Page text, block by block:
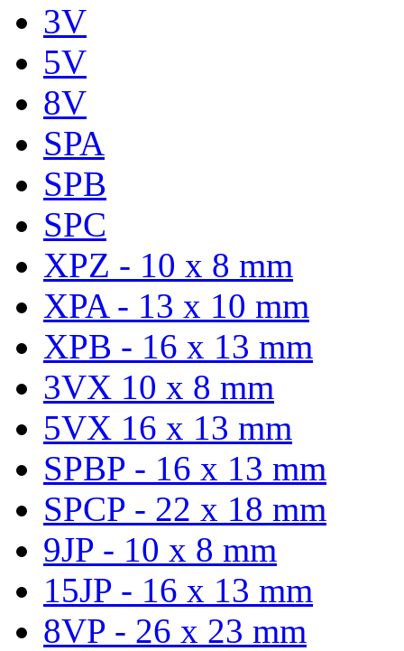
3V
5V
8V
SPA
SPB
SPC
XPZ - 10 x 8 mm
XPA - 13 x 10 mm
XPB - 16 x 13 mm
3VX 10 x 8 mm
5VX 16 x 13 mm
SPBP - 16 x 13 mm
SPCP - 22 x 18 mm
9JP - 10 x 8 mm
15JP - 16 x 13 mm
8VP - 26 x 23 mm